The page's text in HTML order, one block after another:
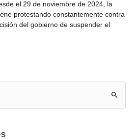
el 29 de noviembre de 2024, la
protestando constantemente contra
del gobierno de suspender el